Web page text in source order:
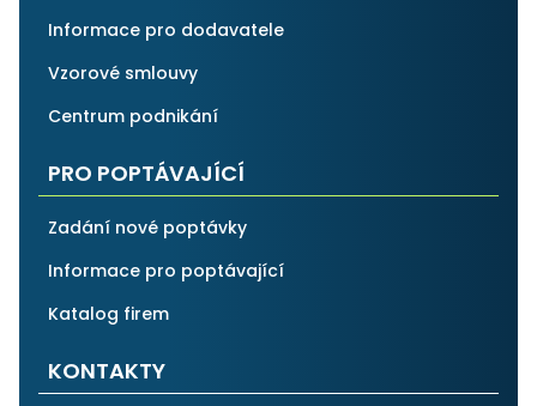
Informace pro dodavatele
Vzorové smlouvy
Centrum podnikání
PRO POPTÁVAJÍCÍ
Zadání nové poptávky
Informace pro poptávající
Katalog firem
KONTAKTY